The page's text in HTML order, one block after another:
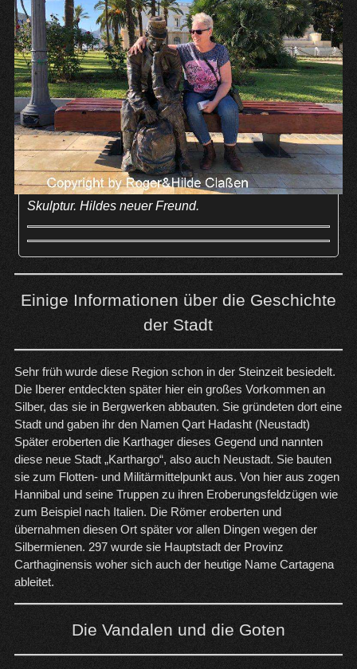
Skulptur. Hildes neuer Freund.
Einige Informationen über die Geschichte
der Stadt
Sehr früh wurde diese Region schon in der Steinzeit besiedelt.
Die Iberer entdeckten später hier ein großes Vorkommen an
Silber, das sie in Bergwerken abbauten. Sie gründeten dort eine
Stadt und gaben ihr den Namen Qart Hadasht (Neustadt)
Später eroberten die Karthager dieses Gegend und nannten
diese neue Stadt „Karthargo“, also auch Neustadt. Sie bauten
sie zum Flotten- und Militärmittelpunkt aus. Von hier aus zogen
Hannibal und seine Truppen zu ihren Eroberungsfeldzügen wie
zum Beispiel nach Italien. Die Römer eroberten und
übernahmen diesen Ort später vor allen Dingen wegen der
Silbermienen. 297 wurde sie Hauptstadt der Provinz
Carthaginensis woher sich auch der heutige Name Cartagena
ableitet.
Die Vandalen und die Goten